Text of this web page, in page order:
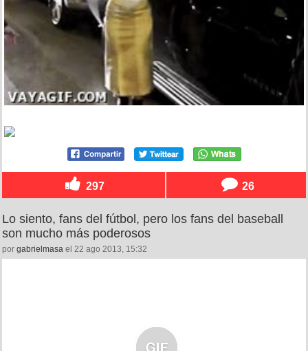
297 26
Lo siento, fans del fútbol, pero los fans del baseball
son mucho más poderosos
por gabrielmasa el 22 ago 2013, 15:32